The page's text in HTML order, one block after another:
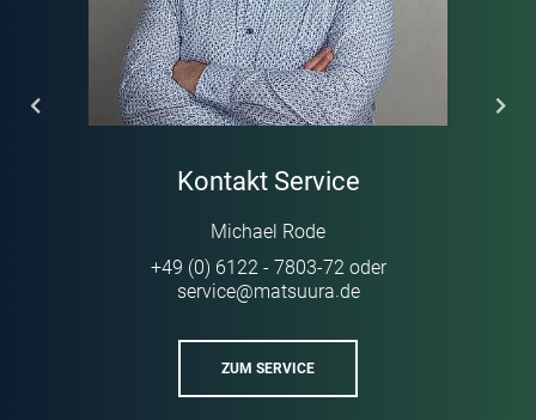
Kontakt Service
Michael Rode
+49 (0) 6122 - 7803-72oder
service@matsuura·de
ZUM SERVICE